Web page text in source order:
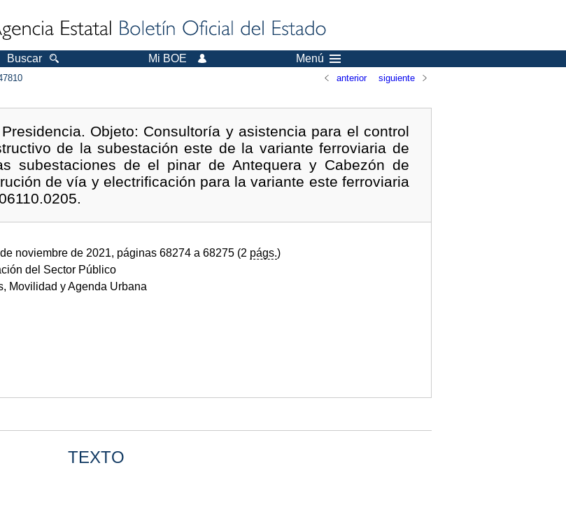
Buscar Mi BOE Menú
anterior siguiente
Objeto: Consultoría y asistencia para el control
de la subestación este de la variante ferroviaria de
subestaciones de el pinar de Antequera y Cabezón de
de vía y electrificación para la variante este ferroviaria
noviembre de 2021, páginas 68274 a 68275 (2 págs.)
del Sector Público
Movilidad y Agenda Urbana
TEXTO